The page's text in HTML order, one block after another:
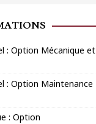
: Option Mécanique et
: Option Maintenance
: Option